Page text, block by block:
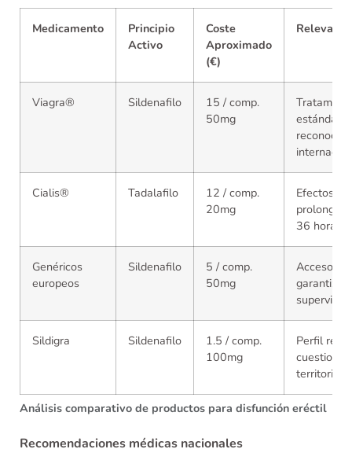
Análisis comparativo de productos para disfunción eréctil
Medicamento
Principio
Activo
Coste
Aproximado
(€)
Viagra® Sildenafilo
15 / comp.
50mg
estándar
reconocido
Cialis® Tadalafilo
12 / comp.
20mg
Efectos
36 horas
Genéricos
europeos
Sildenafilo
5 / comp.
50mg
Acceso
Sildigra Sildenafilo
1.5 / comp.
100mg
Perfil
territorio
Recomendaciones médicas nacionales